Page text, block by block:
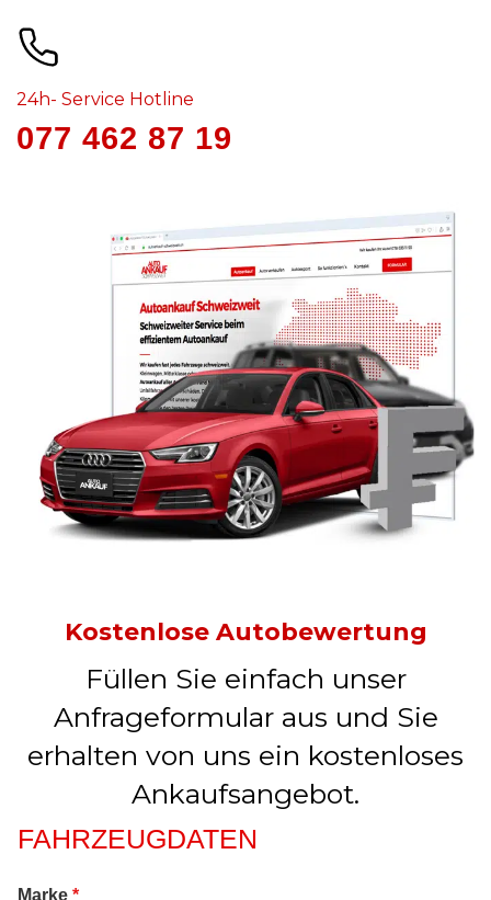
24h- Service Hotline
077 462 87 19
Kostenlose Autobewertung
Füllen Sie einfach unser
Anfrageformular aus und Sie
erhalten von uns ein kostenloses
Ankaufsangebot.
FAHRZEUGDATEN
Marke *